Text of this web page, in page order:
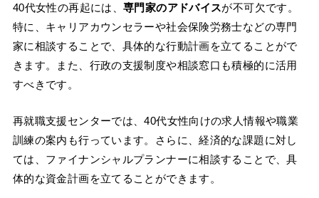
40代女性の再起には、専門家のアドバイスが不可欠です。
特に、キャリアカウンセラーや社会保険労務士などの専門
家に相談することで、具体的な行動計画を立てることがで
きます。また、行政の支援制度や相談窓口も積極的に活用
すべきです。
再就職支援センターでは、40代女性向けの求人情報や職業
訓練の案内も行っています。さらに、経済的な課題に対し
ては、ファイナンシャルプランナーに相談することで、具
体的な資金計画を立てることができます。